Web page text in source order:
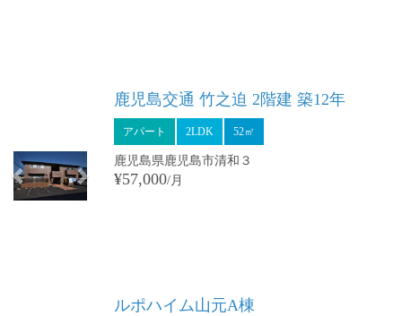
鹿児島交通 竹之迫 2階建 築12年
アパート 2LDK 52㎡
鹿児島県鹿児島市清和３
¥57,000/月
ルポハイム山元A棟